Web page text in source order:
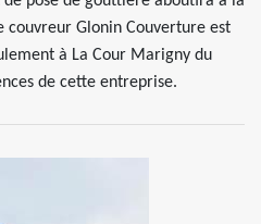
Glonin Couverture est
à La Cour Marigny du
de cette entreprise.